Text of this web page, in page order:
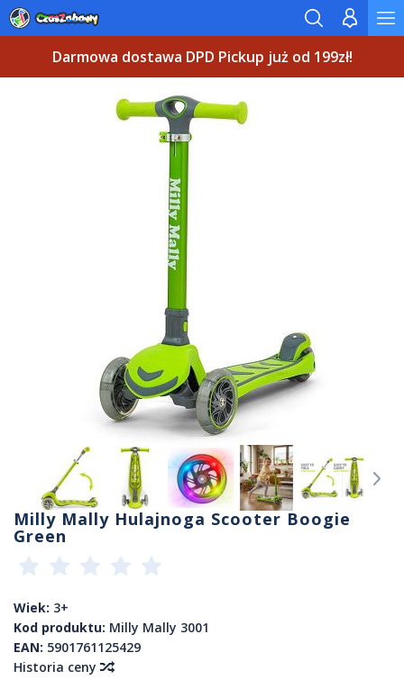
Darmowa dostawa DPD Pickup już od 199zł!
Milly Mally Hulajnoga Scooter Boogie
Green
Wiek: 3+
Kod produktu: Milly Mally 3001
EAN: 5901761125429
Historia ceny